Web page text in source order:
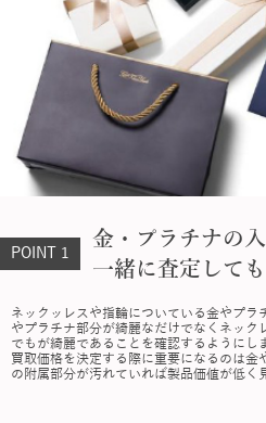
POINT 1
金・プラチナの
一緒に査定して
ネックッレスや指輪についている金やプ
やプラチナ部分が綺麗なだけでなくネック
でもが綺麗であることを確認するようにし
買取価格を決定する際に重要になるのは金
の附属部分が汚れていれば製品価値が低く